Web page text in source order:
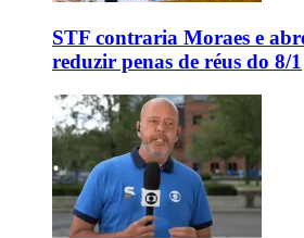
STF contraria Moraes e
reduzir penas de réus do 8/1